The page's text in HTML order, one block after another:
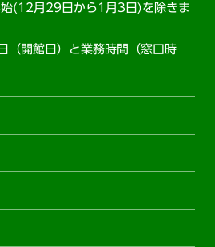
(12月29日から1月3日)を除きま
（開館日）と業務時間（窓口時